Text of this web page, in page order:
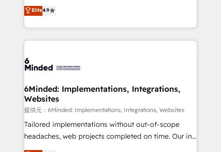
all in this together! From startup to enterprise, we’ll
make sure your HubSpot setup becomes a
powerhouse of productivity, so you can focus on
what matters most: growing your business and
smarter for you!
healthcare, real estate, and other industries. With
150+ HubSpot-certified experts, we deliver scalable
solutions to complex GTM and RevOps challenges.
Our Expertise 🔹 Onboarding & Implementation:
tailored to your GTM motion. 🔹 Migrations: Move
downtime. 🔹 RevOps Strategy: Align teams,
processes, and data to drive revenue efficiency. 🔹
Integrations: Connect HubSpot with your tech stack
for better adoption. 🔹 Custom Solutions: Build
tailored apps, workflows, and configurations. We are
Elite4.9
6Minded: Implementations, Integrations,
Websites
提供元：6Minded: Implementations, Integrations, Websites
Tailored implementations without out-of-scope
headaches, web projects completed on time. Our in-
house team of certified CRM architects, experts,